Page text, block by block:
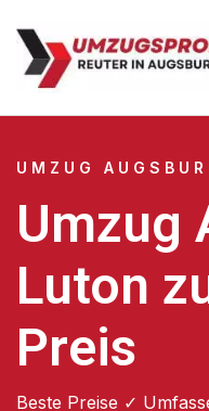
UMZUG
Umzug
Luton
Preis
Beste Preise ✓